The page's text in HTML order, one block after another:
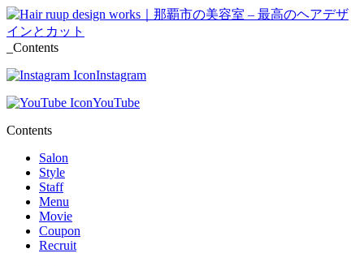
_Contents
Instagram
YouTube
Contents
Salon
Style
Staff
Menu
Movie
Coupon
Recruit